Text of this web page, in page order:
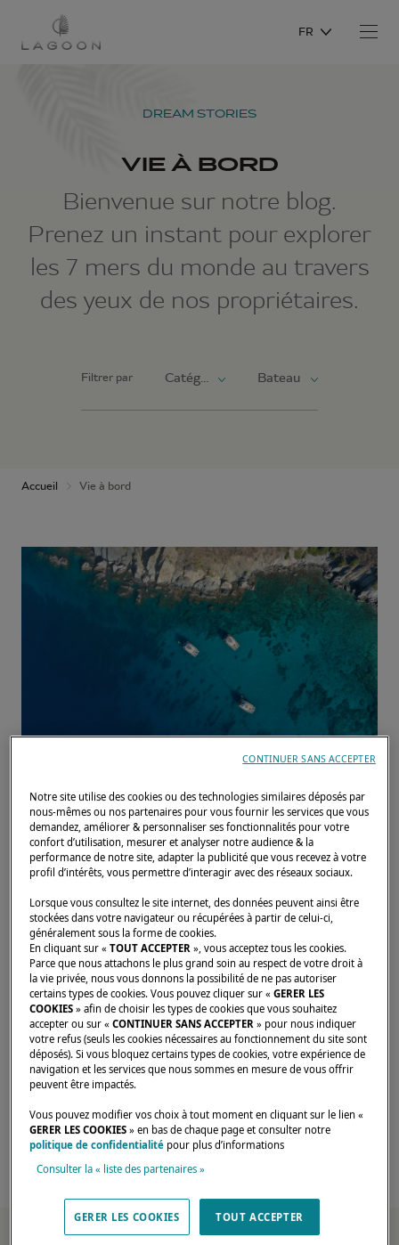
FR
DREAM STORIES
VIE À BORD
Bienvenue sur notre blog.
Prenez un instant pour explorer
les 7 mers du monde au travers
des yeux de nos propriétaires.
Filtrer par
Accueil Vie à bord
VOYAGER TOUTE
L’ANNÉE EN CATAMARAN
: COMMENT BIEN
PRÉPARER VOTRE
PROJET ?
Vous rêvez de partir plusieurs mois en
catamaran ? Itinéraire, budget, autonomie,
vie à bord, entretien… Découvrez les clés pour
préparer votre grande croisière et construire
un projet de voyage cohérent avec nos
conseils
Lire l'article
Notre site utilise des cookies ou des technologies similaires déposés par
nous-mêmes ou nos partenaires pour vous fournir les services que vous
demandez, améliorer & personnaliser ses fonctionnalités pour votre
confort d’utilisation, mesurer et analyser notre audience & la
performance de notre site, adapter la publicité que vous recevez à votre
profil d’intérêts, vous permettre d’interagir avec des réseaux sociaux.
Lorsque vous consultez le site internet, des données peuvent ainsi être
stockées dans votre navigateur ou récupérées à partir de celui-ci,
généralement sous la forme de cookies.
En cliquant sur «TOUT ACCEPTER », vous acceptez tous les cookies.
Parce que nous attachons le plus grand soin au respect de votre droit à
la vie privée, nous vous donnons la possibilité de ne pas autoriser
certains types de cookies. Vous pouvez cliquer sur «GERER LES
COOKIES » afin de choisir les types de cookies que vous souhaitez
accepter ou sur «CONTINUER SANS ACCEPTER » pour nous indiquer
votre refus (seuls les cookies nécessaires au fonctionnement du site sont
déposés). Si vous bloquez certains types de cookies, votre expérience de
navigation et les services que nous sommes en mesure de vous offrir
peuvent être impactés.
Vous pouvez modifier vos choix à tout moment en cliquant sur le lien «
GERER LES COOKIES » en bas de chaque page et consulter notre
politique de confidentialité pour plus d’informations
Consulter la « liste des partenaires »
GERER LES COOKIES TOUT ACCEPTER
CONTINUER SANS ACCEPTER